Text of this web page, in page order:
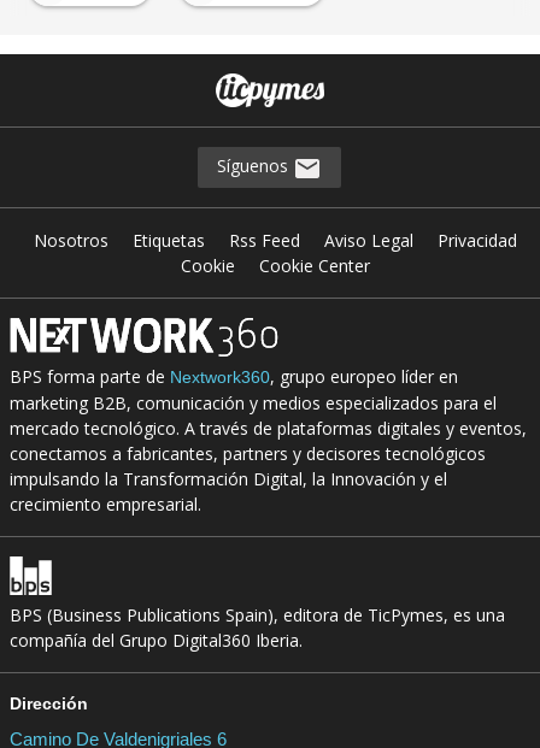
Síguenos
Nosotros Etiquetas Rss Feed Aviso Legal
Privacidad
Cookie
Cookie Center
BPS forma parte de Nextwork360, grupo europeo líder en
marketing B2B, comunicación y medios especializados para el
mercado tecnológico. A través de plataformas digitales y eventos,
conectamos a fabricantes, partners y decisores tecnológicos
impulsando la Transformación Digital, la Innovación y el
crecimiento empresarial.
BPS (Business Publications Spain), editora de TicPymes, es una
compañía del Grupo Digital360 Iberia.
Dirección
Camino De Valdenigriales 6